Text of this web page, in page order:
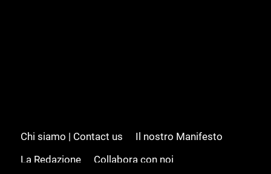
Chi siamo | Contact us
Il nostro Manifesto
La Redazione
Collabora con noi